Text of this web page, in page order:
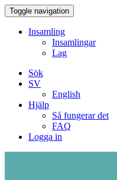
Toggle navigation
Insamling
Insamlingar
Lag
Sök
SV
English
Hjälp
Så fungerar det
FAQ
Logga in